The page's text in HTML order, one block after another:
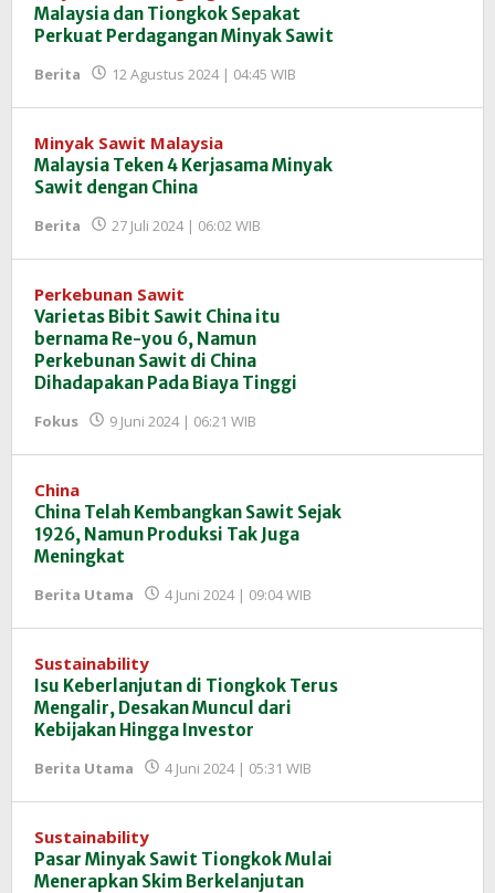
Malaysia dan Tiongkok Sepakat
Perkuat Perdagangan Minyak Sawit
Berita 12 Agustus 2024 | 04:45 WIB
InfoSAWIT
Minyak Sawit Malaysia
Malaysia Teken 4 Kerjasama Minyak
Sawit dengan China
Berita 27 Juli 2024 | 06:02 WIB
InfoSAWIT
Perkebunan Sawit
Varietas Bibit Sawit China itu
bernama Re-you 6, Namun
Perkebunan Sawit di China
Dihadapakan Pada Biaya Tinggi
Fokus 9 Juni 2024 | 06:21 WIB
InfoSAWIT
China
China Telah Kembangkan Sawit Sejak
1926, Namun Produksi Tak Juga
Meningkat
Berita Utama 4 Juni 2024 | 09:04 WIB
InfoSAWIT
Sustainability
Isu Keberlanjutan di Tiongkok Terus
Mengalir, Desakan Muncul dari
Kebijakan Hingga Investor
Berita Utama 4 Juni 2024 | 05:31 WIB
InfoSAWIT
Sustainability
Pasar Minyak Sawit Tiongkok Mulai
Menerapkan Skim Berkelanjutan